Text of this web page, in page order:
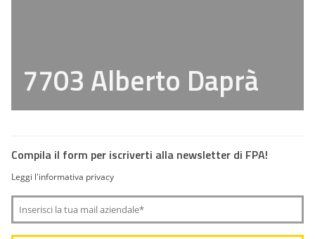
7703 Alberto Daprà
Compila il form per iscriverti alla newsletter di FPA!
Leggi l'informativa privacy